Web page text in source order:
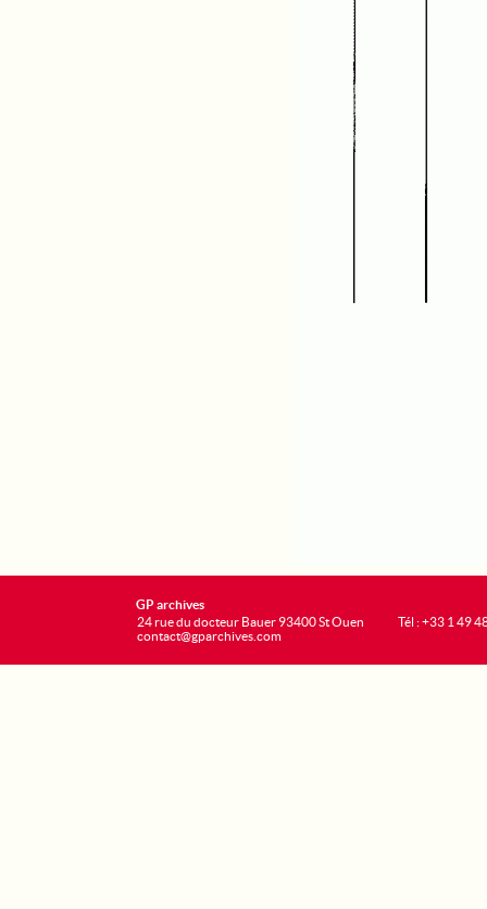
GP archives
24 rue du docteur Bauer 93400 St Ouen
contact@gparchives.com
Tél : +33 1 49